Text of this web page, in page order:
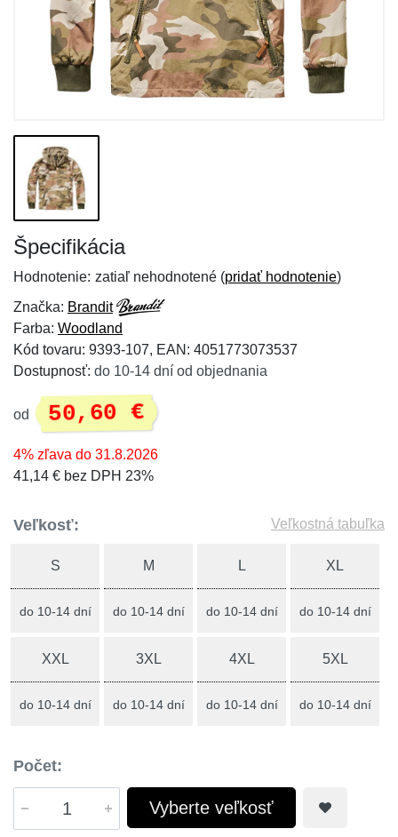
Špecifikácia
Hodnotenie: zatiaľ nehodnotené (pridať hodnotenie)
Značka: Brandit
Farba: Woodland
Kód tovaru: 9393-107, EAN: 4051773073537
Dostupnosť: do 10-14 dní od objednania
od 50,60 €
4% zľava do 31.8.2026
41,14 € bez DPH 23%
Veľkosť: Veľkostná tabuľka
S
do 10-14 dní
M
do 10-14 dní
L
do 10-14 dní
XL
do 10-14 dní
XXL
do 10-14 dní
3XL
do 10-14 dní
4XL
do 10-14 dní
5XL
do 10-14 dní
Počet:
Vyberte veľkosť